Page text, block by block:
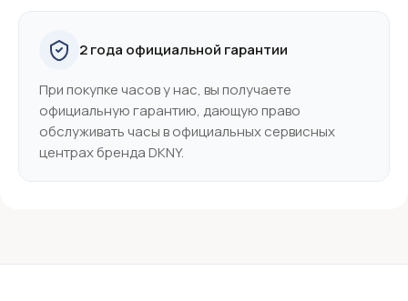
2 года официальной гарантии
При покупке часов у нас, вы получаете
официальную гарантию, дающую право
обслуживать часы в официальных сервисных
центрах бренда DKNY.